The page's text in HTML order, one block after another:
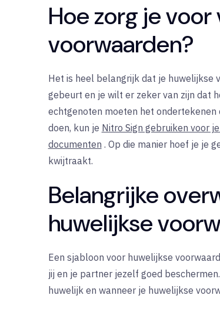
Hoe zorg je
voorwaarden?
Het is heel belangrijk dat je huwelijkse
gebeurt en je wilt er zeker van zijn dat
echtgenoten moeten het
doen, kun je Nitro Sign gebruiken voor
documenten . Op die manier hoef je je
kwijtraakt.
Belangrijke
huwelijkse
Een sjabloon voor huwelijkse
jij en je partner jezelf goed
huwelijk en wanneer je huwelijkse